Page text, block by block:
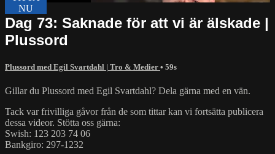
Dag 73: Saknade för att vi är älskade |
Plussord
Plussord med Egil Svartdahl | Tro & Medier • 59s
Gillar du Plussord med Egil Svartdahl? Dela gärna med en vän.
Tack var frivilliga gåvor från de som tittar kan vi fortsätta publicera
dessa videor. Stötta oss gärna:
Swish: 123 203 74 06
Bankgiro: 297-1232